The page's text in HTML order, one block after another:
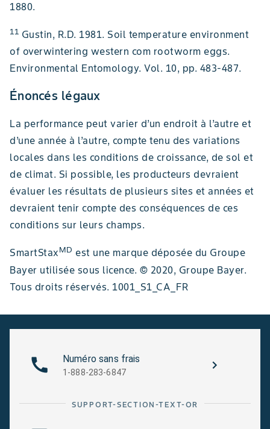
1880.
11 Gustin, R.D. 1981. Soil temperature environment
of overwintering western com rootworm eggs.
Environmental Entomology. Vol. 10, pp. 483-487.
Énoncés légaux
La performance peut varier d’un endroit à l’autre et
d’une année à l’autre, compte tenu des variations
locales dans les conditions de croissance, de sol et
de climat. Si possible, les producteurs devraient
évaluer les résultats de plusieurs sites et années et
devraient tenir compte des conséquences de ces
conditions sur leurs champs.
SmartStaxMD est une marque déposée du Groupe
Bayer utilisée sous licence. © 2020, Groupe Bayer.
Tous droits réservés. 1001_S1_CA_FR
Numéro sans frais
1-888-283-6847
SUPPORT-SECTION-TEXT-OR